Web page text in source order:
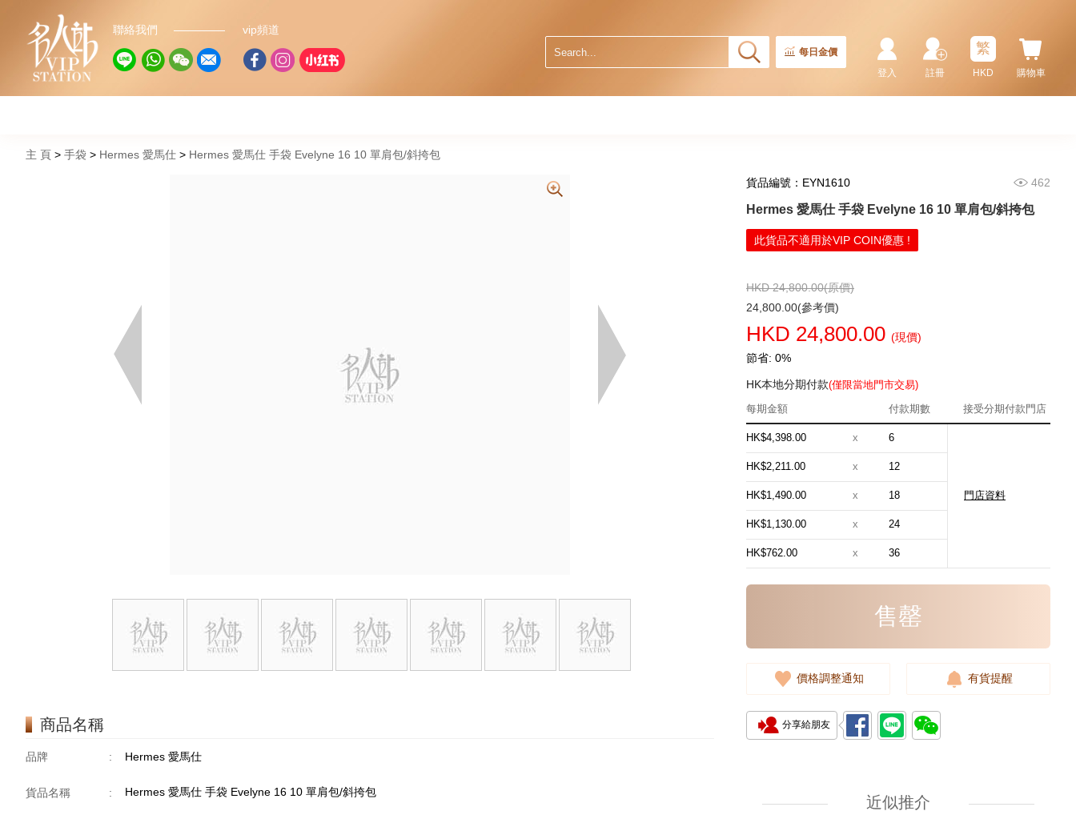
聯絡我們 vip頻道
每日金價
購物車
繁
HKD
註冊
登入
主 頁 手袋 Hermes 愛馬仕 Hermes 愛馬仕 手袋 Evelyne 16 10 單肩包/斜挎包
商品名稱
品牌 : Hermes 愛馬仕
貨品名稱 : Hermes 愛馬仕 手袋 Evelyne 16 10 單肩包/斜挎包
貨品編號：EYN1610 462
Hermes 愛馬仕 手袋 Evelyne 16 10 單肩包/斜挎包
此貨品不適用於VIP COIN優惠 !
HKD 24,800.00(原價)
24,800.00(參考價)
HKD 24,800.00 (現價)
節省: 0%
HK本地分期付款(僅限當地門市交易)
每期金額
付款期數 接受分期付款門店
HK$4,398.00 x 6
門店資料
HK$2,211.00 x 12
HK$1,490.00 x 18
HK$1,130.00 x 24
HK$762.00 x 36
售罄
價格調整通知 有貨提醒
分享給朋友
近似推介
Hermes 愛馬仕 手袋 Picotin 18
89 手提包 菜籃子 黑色
Hermes 愛馬仕 手袋 Evelyne 16
24,800.00
55,800.00